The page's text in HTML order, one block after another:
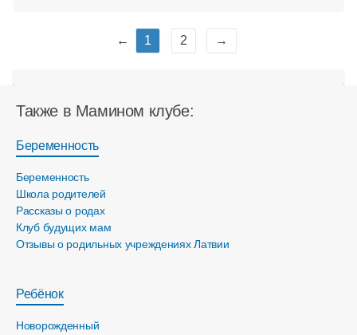
← 1 2 →
Также в Мамином клубе:
Беременность
Беременность
Школа родителей
Рассказы о родах
Клуб будущих мам
Отзывы о родильных учреждениях Латвии
Ребёнок
Новорожденный